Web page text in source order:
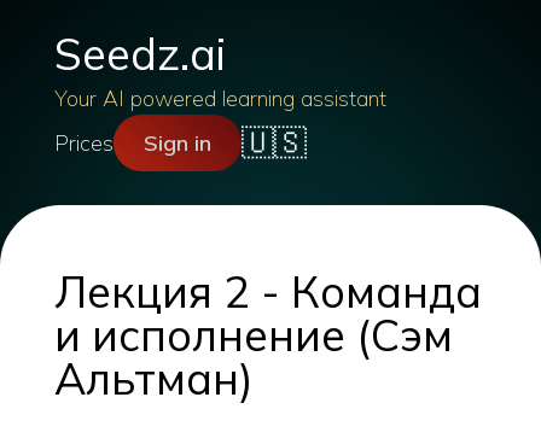
Seedz.ai
Your AI powered learning assistant
Prices
Sign in 🇺🇸
Лекция 2 - Команда
и исполнение (Сэм
Альтман)